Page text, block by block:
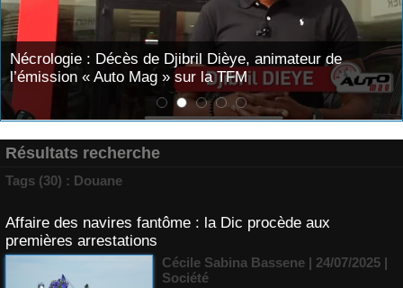
Nécrologie : Décès de Djibril Dièye, animateur de
l’émission « Auto Mag » sur la TFM
Résultats recherche
Tags (30) : Douane
Affaire des navires fantôme : la Dic procède aux
premières arrestations
Cécile Sabina Bassene | 24/07/2025 |
Société